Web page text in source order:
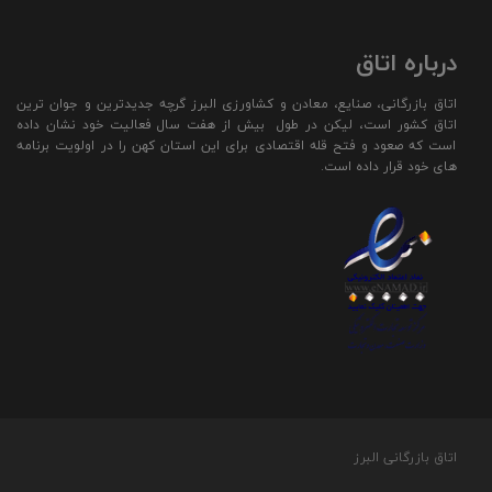
درباره اتاق
اتاق بازرگانی، صنایع، معادن و کشاورزی البرز گرچه جدیدترین و جوان ترین
اتاق کشور است، لیکن در طول بیش از هفت سال فعالیت خود نشان داده
است که صعود و فتح قله اقتصادی برای این استان کهن را در اولویت برنامه
های خود قرار داده است.
اتاق بازرگانی البرز